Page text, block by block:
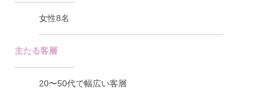
女性8名
主たる客層
20〜50代で幅広い客層